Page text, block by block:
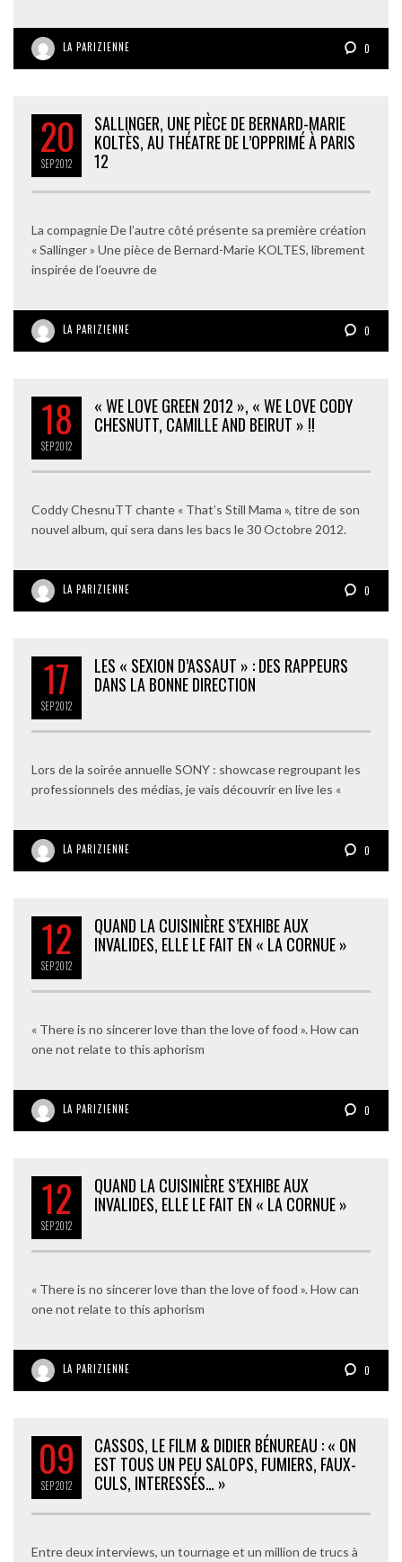
LA PARIZIENNE 0
20
SEP2012
SALLINGER, UNE PIÈCE DE BERNARD-MARIE
KOLTÈS, AU THÉATRE DE L’OPPRIMÉ À PARIS
12
La compagnie De l’autre côté présente sa première création
« Sallinger » Une pièce de Bernard-Marie KOLTES, librement
inspirée de l’oeuvre de
LA PARIZIENNE 0
18
SEP2012
« WE LOVE GREEN 2012 », « WE LOVE CODY
CHESNUTT, CAMILLE AND BEIRUT » !!
Coddy ChesnuTT chante « That’s Still Mama », titre de son
nouvel album, qui sera dans les bacs le 30 Octobre 2012.
LA PARIZIENNE 0
17
SEP2012
LES « SEXION D’ASSAUT » : DES RAPPEURS
DANS LA BONNE DIRECTION
Lors de la soirée annuelle SONY : showcase regroupant les
professionnels des médias, je vais découvrir en live les «
LA PARIZIENNE 0
12
SEP2012
QUAND LA CUISINIÈRE S’EXHIBE AUX
INVALIDES, ELLE LE FAIT EN « LA CORNUE »
« There is no sincerer love than the love of food ». How can
one not relate to this aphorism
LA PARIZIENNE 0
12
SEP2012
QUAND LA CUISINIÈRE S’EXHIBE AUX
INVALIDES, ELLE LE FAIT EN « LA CORNUE »
« There is no sincerer love than the love of food ». How can
one not relate to this aphorism
LA PARIZIENNE 0
09
SEP2012
CASSOS, LE FILM & DIDIER BÉNUREAU : « ON
EST TOUS UN PEU SALOPS, FUMIERS, FAUX-
CULS, INTERESSÉS… »
Entre deux interviews, un tournage et un million de trucs à